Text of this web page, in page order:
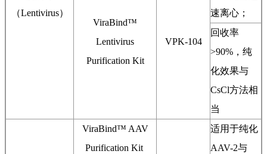
（Lentivirus）
ViraBind™
Lentivirus
Purification Kit
VPK-104
速离心；
回收率
>90%，纯
化效果与
CsCl方法相
当
ViraBind™ AAV
Purification Kit
适用于纯化
AAV-2与